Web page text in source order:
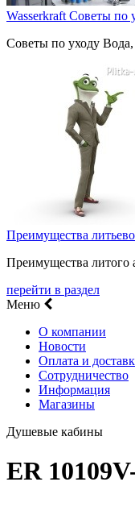
Wasserkraft Советы по
Советы по уходу
Преимущества
Преимущества литого
перейти в раздел
Меню
О компании
Новости
Оплата и
Сотрудничество
Информация
Магазины
Душевые кабины
ER